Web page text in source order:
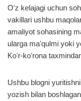
Oʻz kelajagi uchun
vakillari ushbu
amaliyot sohasining
ularga maʼqulmi yoki
Koʻr-koʻrona
Ushbu blogni
yozish bilan